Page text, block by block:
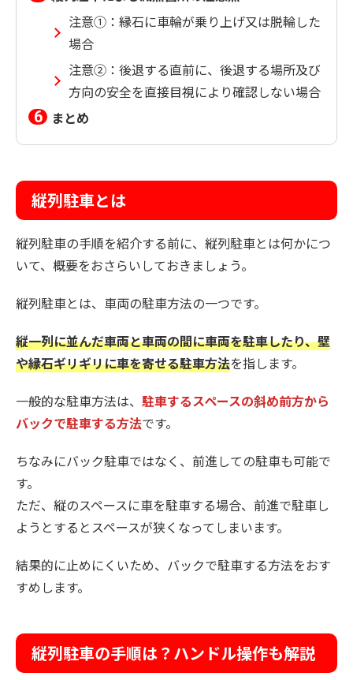
注意①：縁石に車輪が乗り上げ又は脱輪した
場合
注意②：後退する直前に、後退する場所及び
方向の安全を直接目視により確認しない場合
まとめ
縦列駐車とは
縦列駐車の手順を紹介する前に、縦列駐車とは何かにつ
いて、概要をおさらいしておきましょう。
縦列駐車とは、車両の駐車方法の一つです。
縦一列に並んだ車両と車両の間に車両を駐車したり、壁
や縁石ギリギリに車を寄せる駐車方法を指します。
一般的な駐車方法は、 駐車するスペースの斜め前方から
バックで駐車する方法です。
ちなみにバック駐車ではなく、前進しての駐車も可能で
す。
ただ、縦のスペースに車を駐車する場合、前進で駐車し
ようとするとスペースが狭くなってしまいます。
結果的に止めにくいため、バックで駐車する方法をおす
すめします。
縦列駐車の手順は？ハンドル操作も解説